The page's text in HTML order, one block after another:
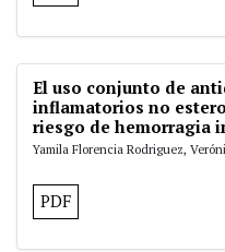
El uso conjunto de
inflamatorios no
riesgo de hemorragia
Yamila Florencia Rodriguez,
PDF